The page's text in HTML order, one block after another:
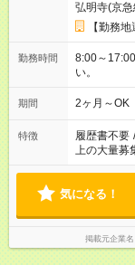
弘明寺(京急
【勤務
勤務時間
8:00～
い。
期間 2ヶ月～OK
特徴 履歴書不要 /
上の大量募
気になる！
掲載元企業名